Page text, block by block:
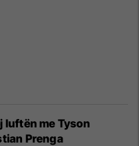
luftën me Tyson
Prenga